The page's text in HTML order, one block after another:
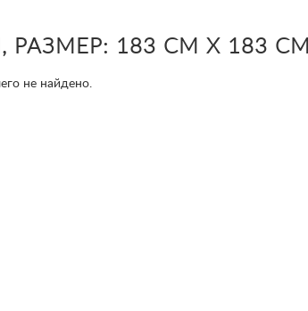
183 СМ Х 183 СМ
не найдено.